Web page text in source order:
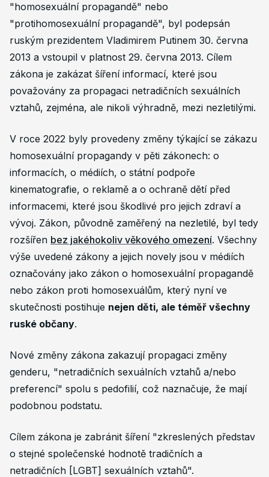
"homosexuální propagandě" nebo
"protihomosexuální propagandě", byl podepsán
ruským prezidentem Vladimirem Putinem 30. června
2013 a vstoupil v platnost 29. června 2013. Cílem
zákona je zakázat šíření informací, které jsou
považovány za propagaci netradičních sexuálních
vztahů, zejména, ale nikoli výhradně, mezi nezletilými.
V roce 2022 byly provedeny změny týkající se zákazu
homosexuální propagandy v pěti zákonech: o
informacích, o médiích, o státní podpoře
kinematografie, o reklamě a o ochraně dětí před
informacemi, které jsou škodlivé pro jejich zdraví a
vývoj. Zákon, původně zaměřený na nezletilé, byl tedy
rozšířen bez jakéhokoliv věkového omezení. Všechny
výše uvedené zákony a jejich novely jsou v médiích
označovány jako zákon o homosexuální propagandě
nebo zákon proti homosexuálům, který nyní ve
skutečnosti postihuje nejen děti, ale téměř všechny
ruské občany.
Nové změny zákona zakazují propagaci změny
genderu, "netradičních sexuálních vztahů a/nebo
preferencí" spolu s pedofilií, což naznačuje, že mají
podobnou podstatu.
Cílem zákona je zabránit šíření "zkreslených představ
o stejné společenské hodnotě tradičních a
netradičních [LGBT] sexuálních vztahů".